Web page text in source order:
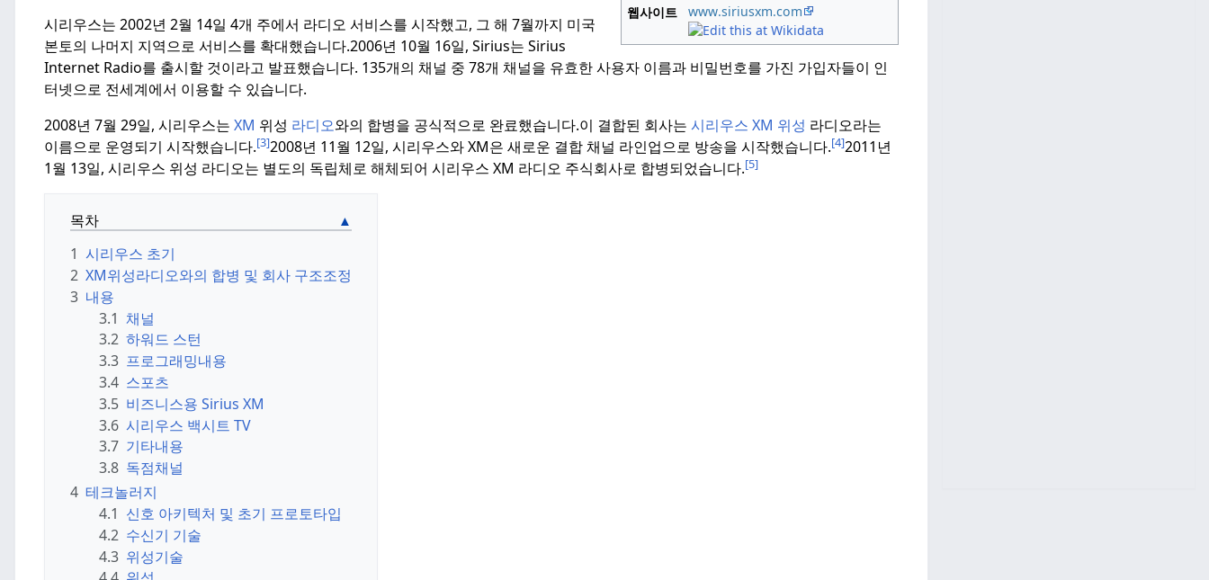
웹사이트
www.siriusxm.com
시리우스는 2002년 2월 14일 4개 주에서 라디오 서비스를 시작했고, 그 해 7월까지 미국
본토의 나머지 지역으로 서비스를 확대했습니다.2006년 10월 16일, Sirius는 Sirius
Internet Radio를 출시할 것이라고 발표했습니다. 135개의 채널 중 78개 채널을 유효한 사용자 이름과 비밀번호를 가진 가입자들이 인
터넷으로 전세계에서 이용할 수 있습니다.
2008년 7월 29일, 시리우스는 XM 위성 라디오와의 합병을 공식적으로 완료했습니다.이 결합된 회사는 시리우스 XM 위성 라디오라는
이름으로 운영되기 시작했습니다.[3]2008년 11월 12일, 시리우스와 XM은 새로운 결합 채널 라인업으로 방송을 시작했습니다.[4]2011년
1월 13일, 시리우스 위성 라디오는 별도의 독립체로 해체되어 시리우스 XM 라디오 주식회사로 합병되었습니다.[5]
목차
1 시리우스 초기
2 XM위성라디오와의 합병 및 회사 구조조정
3 내용
3.1 채널
3.2 하워드 스턴
3.3 프로그래밍내용
3.4 스포츠
3.5 비즈니스용 Sirius XM
3.6 시리우스 백시트 TV
3.7 기타내용
3.8 독점채널
4 테크놀러지
4.1 신호 아키텍처 및 초기 프로토타입
4.2 수신기 기술
4.3 위성기술